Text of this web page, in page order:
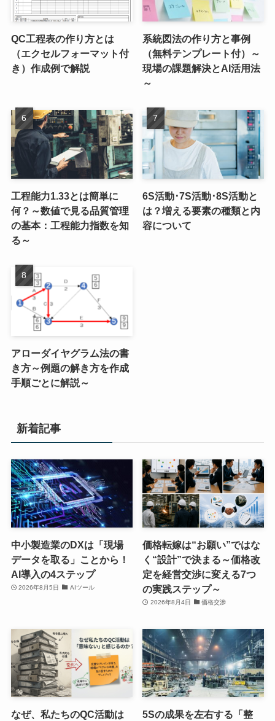
QC工程表の作り方とは
（エクセルフォーマット付
き）作成例で解説
系統図法の作り方と事例
（無料テンプレート付）～
現場の課題解決とAI活用法
～
工程能力1.33とは簡単に
何？～数値で見る品質管理
の基本：工程能力指数を知
る～
6S活動･7S活動･8S活動と
は？増える要素の種類と内
容について
アローダイヤグラム法の書
き方～例題の解き方を作成
手順ごとに解説～
新着記事
中小製造業のDXは「現場
データを取る」ことから！
AI導入の4ステップ
2026年8月5日 AIツール
価格転嫁は“お願い”ではな
く“設計”で決まる～価格改
定を経営交渉に変える7つ
の実践ステップ～
2026年8月4日 価格交渉
なぜ、私たちのQC活動は
5Sの成果を左右する「整